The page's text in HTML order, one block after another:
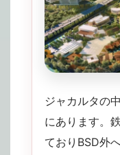
ジャカルタの
にあります。
ておりBSD外